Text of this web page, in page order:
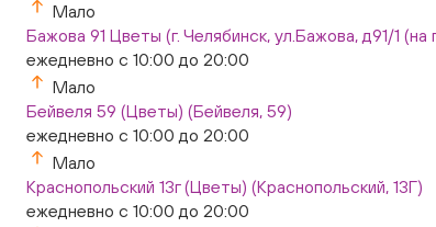
Мало
Бажова 91 Цветы (г. Челябинск, ул.Бажова, д91/1 (на
ежедневно с 10:00 до 20:00
Мало
Бейвеля 59 (Цветы) (Бейвеля, 59)
ежедневно с 10:00 до 20:00
Мало
Краснопольский 13г (Цветы) (Краснопольский, 13Г)
ежедневно с 10:00 до 20:00